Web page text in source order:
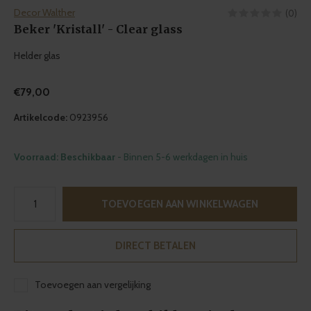
Decor Walther (0)
Beker 'Kristall' - Clear glass
Helder glas
€79,00
Artikelcode: 0923956
Voorraad: Beschikbaar - Binnen 5-6 werkdagen in huis
TOEVOEGEN AAN WINKELWAGEN
DIRECT BETALEN
Toevoegen aan vergelijking